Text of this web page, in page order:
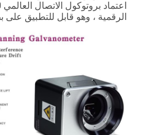
الرقمية ، وهو قابل للتطبيق